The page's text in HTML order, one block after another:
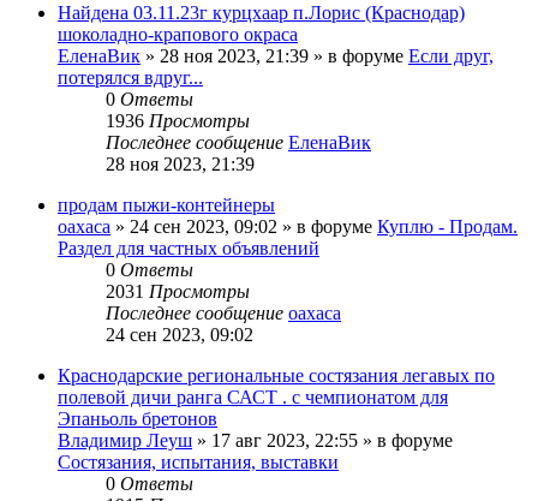
Найдена 03.11.23г курцхаар п.Лорис (Краснодар)
шоколадно-крапового окраса
ЕленаВик » 28 ноя 2023, 21:39 » в форуме Если друг,
потерялся вдруг...
0 Ответы
1936 Просмотры
Последнее сообщение ЕленаВик
28 ноя 2023, 21:39
продам пыжи-контейнеры
oaxaca » 24 сен 2023, 09:02 » в форуме Куплю - Продам.
Раздел для частных объявлений
0 Ответы
2031 Просмотры
Последнее сообщение oaxaca
24 сен 2023, 09:02
Краснодарские региональные состязания легавых по
полевой дичи ранга САСТ . с чемпионатом для
Эпаньоль бретонов
Владимир Леуш » 17 авг 2023, 22:55 » в форуме
Состязания, испытания, выставки
0 Ответы